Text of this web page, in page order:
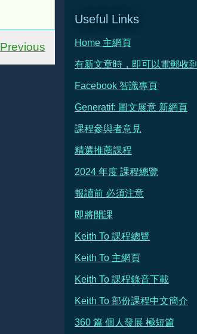
Previous
Useful Links
Home 主網頁
有新文章時，即可以電郵收到
Facebook 智識專頁
Generatif: 圖文展意 新網頁
課程參與者意見
精選推薦課程
2024 年度 課程總覽
報讀前 必須注意
即將開課
Keith To 課程總覽
Keith To 主網頁
Keith To 課程錄音下載
Keith To 部份課程中文簡介
360 篇 個人發展 極短篇